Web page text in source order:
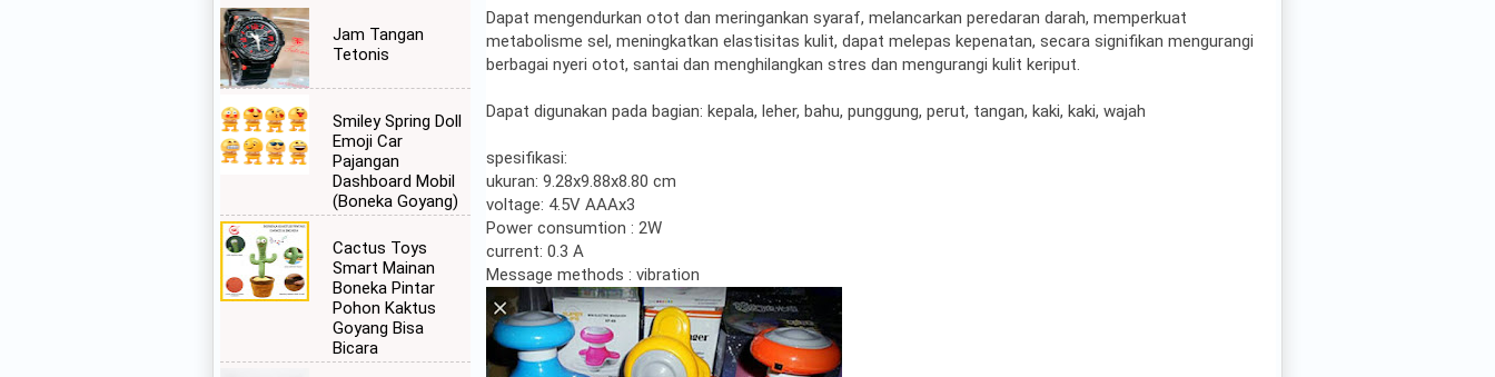
Dapat mengendurkan otot dan meringankan syaraf, melancarkan peredaran darah, memperkuat
metabolisme sel, meningkatkan elastisitas kulit, dapat melepas kepenatan, secara signifikan mengurangi
berbagai nyeri otot, santai dan menghilangkan stres dan mengurangi kulit keriput.
Dapat digunakan pada bagian: kepala, leher, bahu, punggung, perut, tangan, kaki, kaki, wajah
spesifikasi:
ukuran: 9.28x9.88x8.80 cm
voltage: 4.5V AAAx3
Power consumtion : 2W
current: 0.3 A
Message methods : vibration
Jam Tangan
Tetonis
Smiley Spring Doll
Emoji Car
Pajangan
Dashboard Mobil
(Boneka Goyang)
Cactus Toys
Smart Mainan
Boneka Pintar
Pohon Kaktus
Goyang Bisa
Bicara